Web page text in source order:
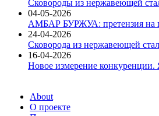
Сковороды из нержавеющей
04-05-2026
АМБАР БУРЖУА: претензия на
24-04-2026
Сковорода из нержавеющей
16-04-2026
Новое измерение
About
О проекте